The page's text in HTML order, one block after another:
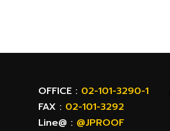
OFFICE : 02-101-3290-1
FAX : 02-101-3292
Line@ : @JPROOF